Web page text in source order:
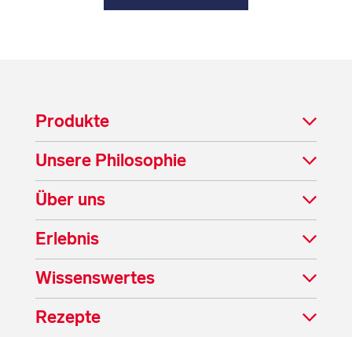
Produkte
Unsere Philosophie
Über uns
Erlebnis
Wissenswertes
Rezepte